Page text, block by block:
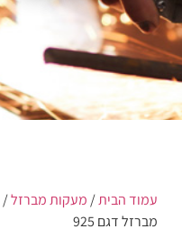
עמוד הבית/ מעקות מברזל/
מברזל דגם 925